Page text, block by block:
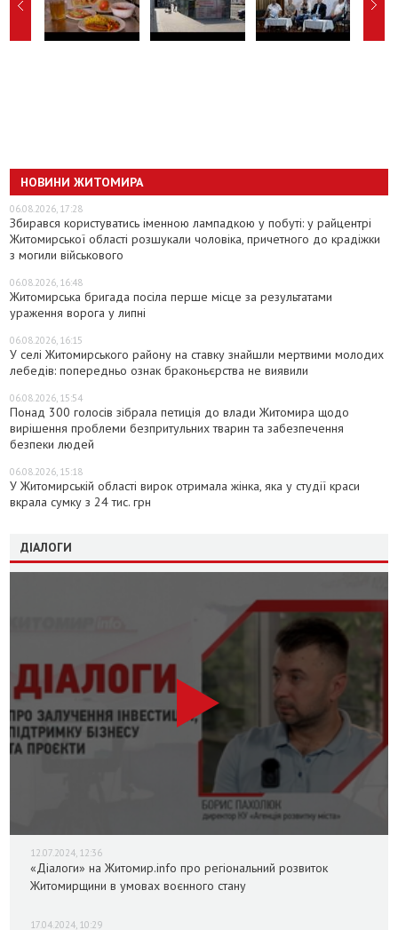
НОВИНИ ЖИТОМИРА
06.08.2026, 17:28
Збирався користуватись іменною лампадкою у побуті: у райцентрі
Житомирської області розшукали чоловіка, причетного до крадіжки
з могили військового
06.08.2026, 16:48
Житомирська бригада посіла перше місце за результатами
ураження ворога у липні
06.08.2026, 16:15
У селі Житомирського району на ставку знайшли мертвими молодих
лебедів: попередньо ознак браконьєрства не виявили
06.08.2026, 15:54
Понад 300 голосів зібрала петиція до влади Житомира щодо
вирішення проблеми безпритульних тварин та забезпечення
безпеки людей
06.08.2026, 15:18
У Житомирській області вирок отримала жінка, яка у студії краси
вкрала сумку з 24 тис. грн
ДІАЛОГИ
12.07.2024, 12:36
«Діалоги» на Житомир.info про регіональний розвиток
Житомирщини в умовах воєнного стану
17.04.2024, 10:29